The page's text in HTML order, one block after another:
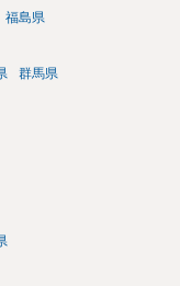
福島県
群馬県